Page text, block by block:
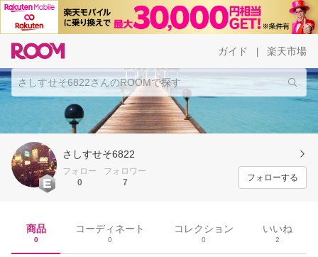
ガイド 楽天市場
さしすせそ6822
フォロー
0
フォロワー
7
フォローする
商品
0
コーディネート
0
コレクション
0
いいね
2